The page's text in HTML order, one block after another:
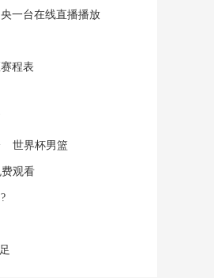
一台在线直播播放
程表
世界杯男篮
观看